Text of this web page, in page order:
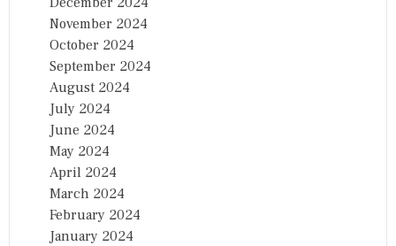
November 2024
October 2024
September 2024
August 2024
July 2024
June 2024
May 2024
April 2024
March 2024
February 2024
January 2024